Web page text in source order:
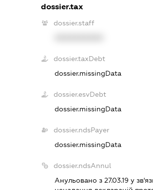
dossier.tax
dossier.staff
dossier.taxDebt
dossier.missingData
dossier.esvDebt
dossier.missingData
dossier.ndsPayer
dossier.missingData
dossier.ndsAnnul
Анульовано з 27.03.19 у